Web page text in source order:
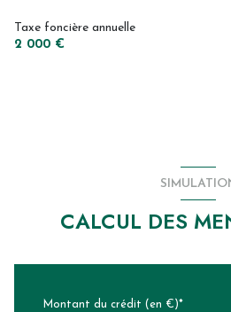
Taxe foncière annuelle
2 000 €
CALCUL DES
Montant du crédit (en €)*